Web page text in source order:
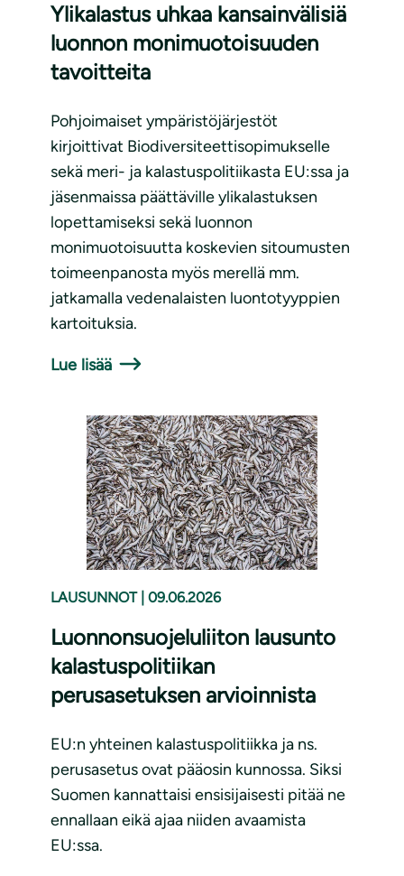
Ylikalastus uhkaa kansainvälisiä
luonnon monimuotoisuuden
tavoitteita
Pohjoimaiset ympäristöjärjestöt
kirjoittivat Biodiversiteettisopimukselle
sekä meri- ja kalastuspolitiikasta EU:ssa ja
jäsenmaissa päättäville ylikalastuksen
lopettamiseksi sekä luonnon
monimuotoisuutta koskevien sitoumusten
toimeenpanosta myös merellä mm.
jatkamalla vedenalaisten luontotyyppien
kartoituksia.
Lue lisää
LAUSUNNOT 09.06.2026
Luonnonsuojeluliiton lausunto
kalastuspolitiikan
perusasetuksen arvioinnista
EU:n yhteinen kalastuspolitiikka ja ns.
perusasetus ovat pääosin kunnossa. Siksi
Suomen kannattaisi ensisijaisesti pitää ne
ennallaan eikä ajaa niiden avaamista
EU:ssa.